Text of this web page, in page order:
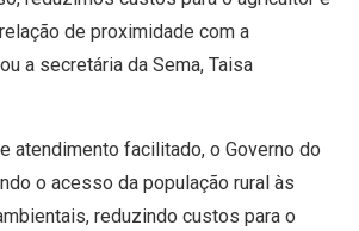
de proximidade com a
a secretária da Sema, Taisa
atendimento facilitado, o Governo do
o acesso da população rural às
reduzindo custos para o